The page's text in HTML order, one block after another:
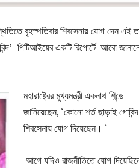
বৃহস্পতিবার শিবসেনায় যোগ দেন এই
-পিটিআইয়ের একটি রিপোর্টে আরো
মহারাষ্ট্রের মুখ্যমন্ত্রী একনাথ শিন্ডে
জানিয়েছেন, ‘কোনো শর্ত ছাড়াই গোবিন্দ
শিবসেনায় যোগ দিয়েছেন। ‘
আগে যদিও রাজনীতিতে যোগ